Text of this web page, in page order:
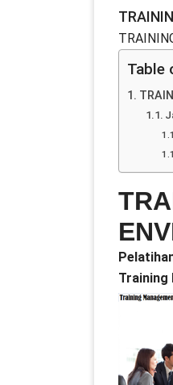
Table
Training